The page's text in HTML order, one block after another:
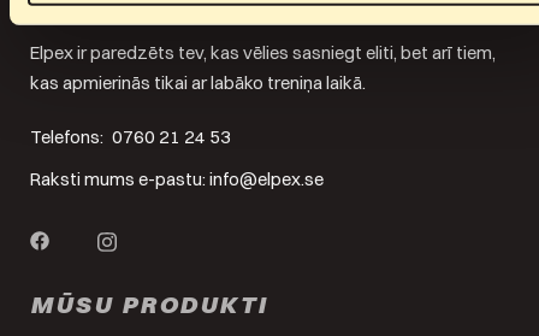
Elpex ir paredzēts tev, kas vēlies sasniegt eliti, bet arī tiem,
kas apmierinās tikai ar labāko treniņa laikā.
Telefons: 0760 21 24 53
Raksti mums e-pastu: info@elpex.se
MŪSU PRODUKTI